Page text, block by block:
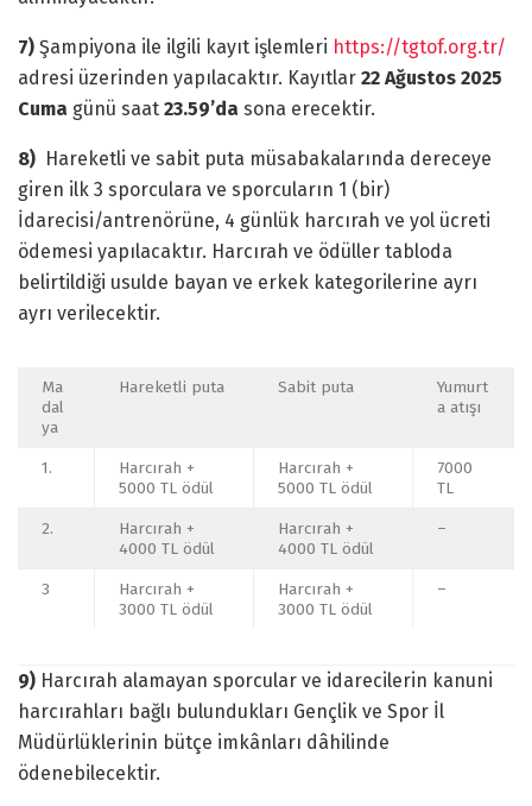
7) Şampiyona ile ilgili kayıt işlemleri https://tgtof.org.tr/
adresi üzerinden yapılacaktır. Kayıtlar 22 Ağustos 2025
Cuma günü saat 23.59’da sona erecektir.
8) Hareketli ve sabit puta müsabakalarında dereceye
giren ilk 3 sporculara ve sporcuların 1 (bir)
İdarecisi/antrenörüne, 4 günlük harcırah ve yol ücreti
ödemesi yapılacaktır. Harcırah ve ödüller tabloda
belirtildiği usulde bayan ve erkek kategorilerine ayrı
ayrı verilecektir.
Ma
dal
ya
Hareketli puta Sabit puta
Yumurt
a atışı
1.
Harcırah +
5000 TL ödül
Harcırah +
5000 TL ödül
7000
TL
2.
Harcırah +
4000 TL ödül
Harcırah +
4000 TL ödül
–
3
Harcırah +
3000 TL ödül
Harcırah +
3000 TL ödül
–
9) Harcırah alamayan sporcular ve idarecilerin kanuni
harcırahları bağlı bulundukları Gençlik ve Spor İl
Müdürlüklerinin bütçe imkânları dâhilinde
ödenebilecektir.